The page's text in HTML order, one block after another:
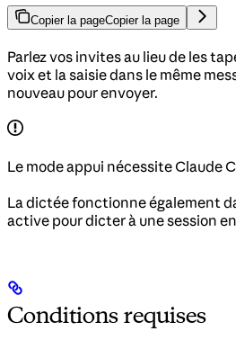
Copier la pageCopier la page
Parlez vos invites au lieu de les
voix et la saisie dans le même
nouveau pour envoyer.
Le mode appui nécessite Claude
La dictée fonctionne également
active pour dicter à une session
Conditions requises